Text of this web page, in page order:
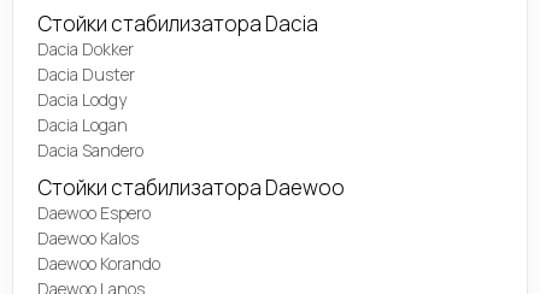
Стойки стабилизатора Dacia
Dacia Dokker
Dacia Duster
Dacia Lodgy
Dacia Logan
Dacia Sandero
Стойки стабилизатора Daewoo
Daewoo Espero
Daewoo Kalos
Daewoo Korando
Daewoo Lanos